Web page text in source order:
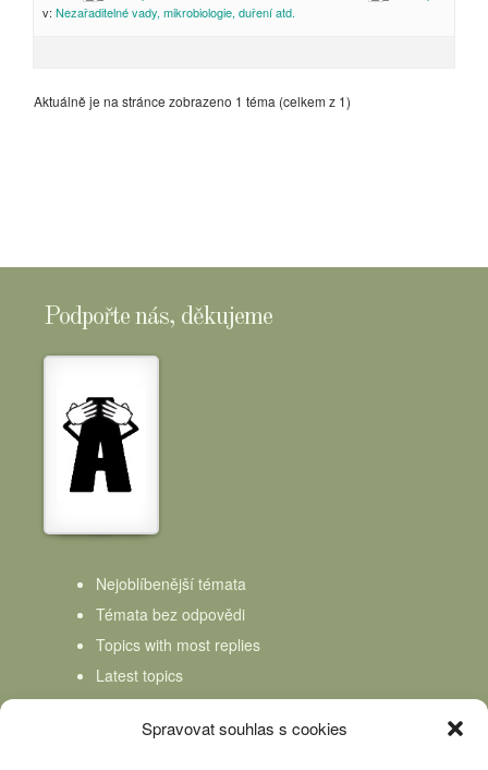
Spravovat souhlas s cookies
v: Nezařaditelné vady, mikrobiologie, duření atd.
Aktuálně je na stránce zobrazeno 1 téma (celkem z 1)
Podpořte nás, děkujeme
Nejoblíbenější témata
Témata bez odpovědi
Topics with most replies
Latest topics
Topics Freshness